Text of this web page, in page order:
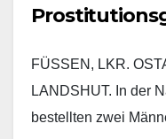
FÜSSEN, LKR.
LANDSHUT. In der
bestellten zwei